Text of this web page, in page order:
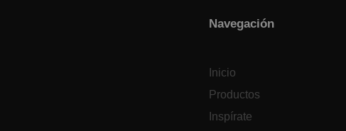
Navegación
Inicio
Productos
Inspírate